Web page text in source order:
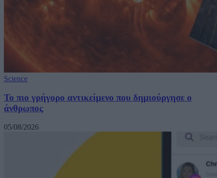
Science
Το πιο γρήγορο αντικείμενο που δημιούργησε ο
άνθρωπος
05/08/2026